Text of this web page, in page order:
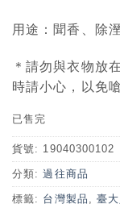
用途：聞香、除
＊請勿與衣物放
時請小心，以免
已售完
貨號: 19040300102
分類:過往商品
標籤: 台灣製品 ,臺